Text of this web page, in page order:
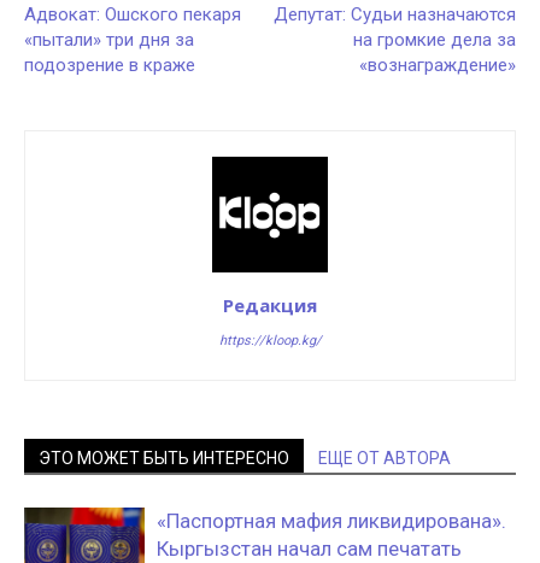
Адвокат: Ошского пекаря
«пытали» три дня за
подозрение в краже
Депутат: Судьи назначаются
на громкие дела за
«вознаграждение»
Редакция
https://kloop.kg/
ЭТО МОЖЕТ БЫТЬ ИНТЕРЕСНО ЕЩЕ ОТ АВТОРА
«Паспортная мафия ликвидирована».
Кыргызстан начал сам печатать